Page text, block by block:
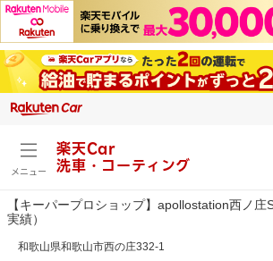
メニュー
楽天Car
洗車・コーティング
【キーパープロショップ】apollostation西ノ庄
実績）
和歌山県和歌山市西の庄332-1